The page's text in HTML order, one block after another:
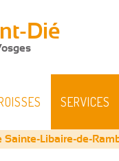
Dié
SERVICES
Sainte-Libaire-de-